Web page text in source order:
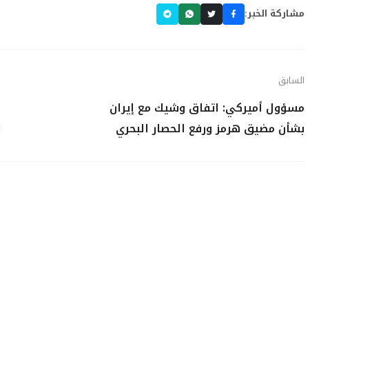
مشاركة الخبر:
السابق
مسؤول أميركي: اتفاق وشيك مع إيران
بشأن مضيق هرمز ورفع الحصار البحري